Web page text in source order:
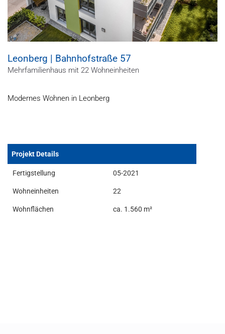
Leonberg | Bahnhofstraße 57
Mehrfamilienhaus mit 22 Wohneinheiten
Modernes Wohnen in Leonberg
Projekt Details
Fertigstellung 05-2021
Wohneinheiten 22
Wohnflächen ca. 1.560 m²